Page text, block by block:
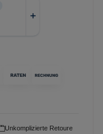
Unkomplizierte Retoure